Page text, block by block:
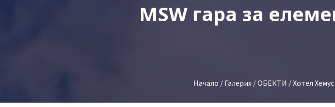
MSW гара за
Начало / Галерия /ОБЕКТИ /Хотел